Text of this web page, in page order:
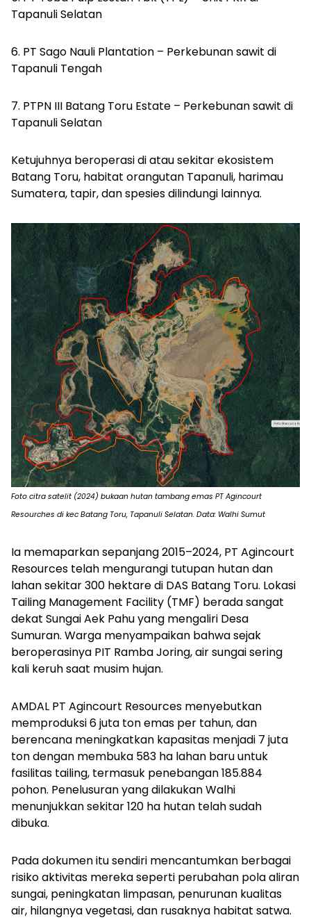
Tapanuli Selatan
6.⁠ ⁠PT Sago Nauli Plantation – Perkebunan sawit di
Tapanuli Tengah
7.⁠ ⁠PTPN III Batang Toru Estate – Perkebunan sawit di
Tapanuli Selatan
Ketujuhnya beroperasi di atau sekitar ekosistem
Batang Toru, habitat orangutan Tapanuli, harimau
Sumatera, tapir, dan spesies dilindungi lainnya.
Foto citra satelit (2024) bukaan hutan tambang emas PT Agincourt
Resourches di kec Batang Toru, Tapanuli Selatan. Data: Walhi Sumut
Ia memaparkan sepanjang 2015–2024, ⁠PT Agincourt
Resources telah mengurangi tutupan hutan dan
lahan sekitar 300 hektare di DAS Batang Toru. Lokasi
Tailing Management Facility (TMF) berada sangat
dekat Sungai Aek Pahu yang mengaliri Desa
Sumuran. Warga menyampaikan bahwa sejak
beroperasinya PIT Ramba Joring, air sungai sering
kali keruh saat musim hujan.
AMDAL PT Agincourt Resources menyebutkan
memproduksi 6 juta ton emas per tahun, dan
berencana meningkatkan kapasitas menjadi 7 juta
ton dengan membuka 583 ha lahan baru untuk
fasilitas tailing, termasuk penebangan 185.884
pohon. Penelusuran yang dilakukan Walhi
menunjukkan sekitar 120 ha hutan telah sudah
dibuka.
Pada dokumen itu sendiri mencantumkan berbagai
risiko aktivitas mereka seperti ⁠perubahan pola aliran
sungai, ⁠peningkatan limpasan, ⁠penurunan kualitas
air, ⁠hilangnya vegetasi, dan ⁠rusaknya habitat satwa.